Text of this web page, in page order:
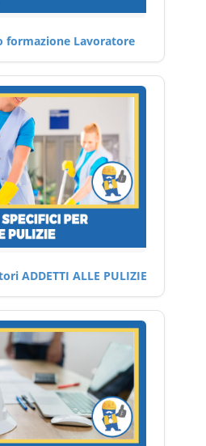
formazione Lavoratore
ADDETTI ALLE PULIZIE